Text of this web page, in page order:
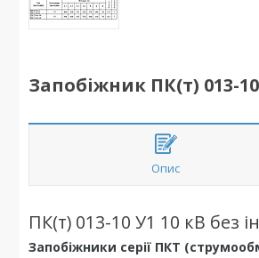
Запобіжник ПК(т) 013-
Опис
ПК(т) 013-10 У1 10 кВ без
Запобіжники серії ПКТ